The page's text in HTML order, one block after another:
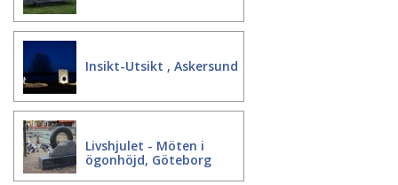
Insikt-Utsikt , Askersund
Livshjulet - Möten i
ögonhöjd, Göteborg